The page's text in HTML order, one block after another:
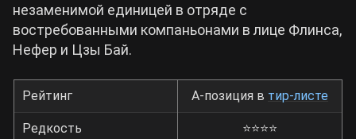
незаменимой единицей в отряде с
востребованными компаньонами в лице Флинса,
Нефер и Цзы Бай.
Рейтинг А-позиция в тир-листе
Редкость ⭐⭐⭐⭐